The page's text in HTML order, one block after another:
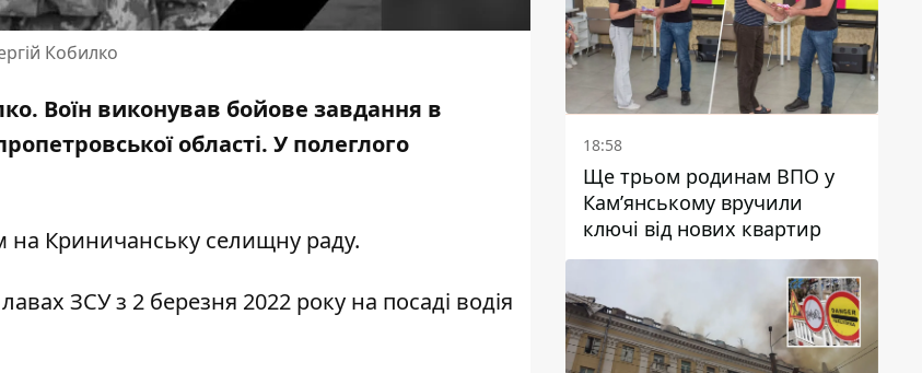
Кобилко
Воїн виконував бойове завдання в
області. У полеглого
на Криничанську селищну раду.
ЗСУ з 2 березня 2022 року на посаді водія
18:58
Ще трьом родинам ВПО у
Кам’янському вручили
ключі від нових квартир